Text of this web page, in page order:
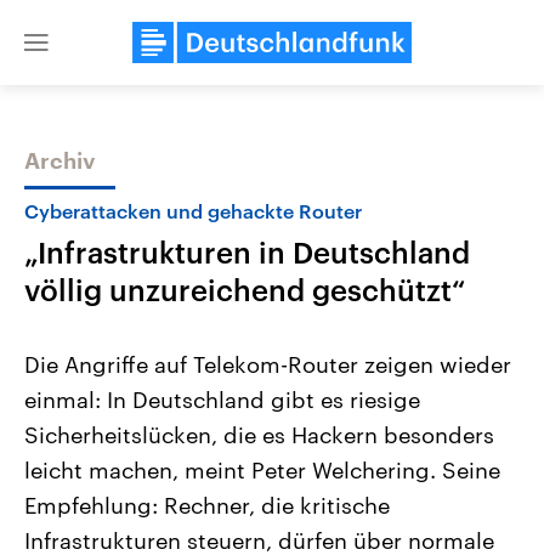
Close
Themen
Landtagswahl Sachsen-Anhalt
2026
Alle Informationen
Sachsen-Anhalt wählt am 6.
September 2026 einen neuen
Landtag. Seit 2021 wird das
Bundesland von einer Koalition aus
USA
Aktuelle Beiträge,
Hintergründe
Wirtschaftlich und
gehören die Vereinigten
den mächtigsten Ländern
mit großem Einfluss auf
Archiv
Cyberattacken und gehackte Router
„Infrastrukturen in Deutschland
völlig unzureichend geschützt“
Die Angriffe auf Telekom-Router zeigen wieder
einmal: In Deutschland gibt es riesige
Sicherheitslücken, die es Hackern besonders
leicht machen, meint Peter Welchering. Seine
Empfehlung: Rechner, die kritische
Infrastrukturen steuern, dürfen über normale